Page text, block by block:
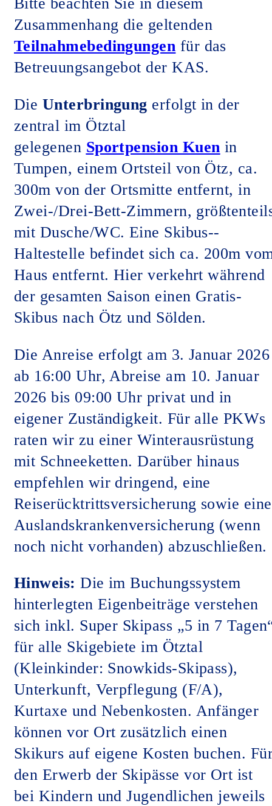
Bitte beachten Sie in diesem
Zusammenhang die geltenden
Teilnahmebedingungen für das
Betreuungsangebot der KAS.
Die Unterbringung erfolgt in der
zentral im Ötztal
gelegenen Sportpension Kuen in
Tumpen, einem Ortsteil von Ötz, ca.
300m von der Ortsmitte entfernt, in
Zwei-/Drei-Bett-Zimmern,
mit Dusche/WC. Eine Skibus-­
Haltestelle befindet sich ca. 200m
Haus entfernt. Hier verkehrt während
der gesamten Saison einen Gratis-
Skibus nach Ötz und Sölden.
Die Anreise erfolgt am 3. Januar 2026
ab 16:00 Uhr, Abreise am 10. Januar
2026 bis 09:00 Uhr privat und in
eigener Zuständigkeit. Für alle PKWs
raten wir zu einer Winterausrüstung
mit Schneeketten. Darüber hinaus
empfehlen wir dringend, eine
Reiserücktrittsversicherung sowie eine
Auslandskrankenversicherung (wenn
noch nicht vorhanden) abzuschließen.
Hinweis: Die im Buchungssystem
hinterlegten Eigenbeiträge verstehen
sich inkl. Super Skipass „5 in 7
für alle Skigebiete im Ötztal
(Kleinkinder: Snowkids-Skipass),
Unterkunft, Verpflegung (F/A),
Kurtaxe und Nebenkosten. Anfänger
können vor Ort zusätzlich einen
Skikurs auf eigene Kosten buchen.
den Erwerb der Skipässe vor Ort ist
bei Kindern und Jugendlichen jeweils